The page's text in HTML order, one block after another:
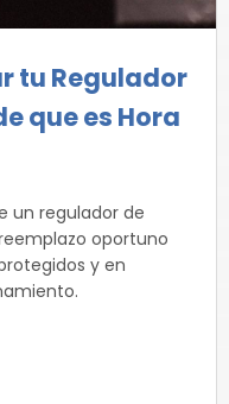
tu Regulador
que es Hora
un regulador de
oportuno
y en